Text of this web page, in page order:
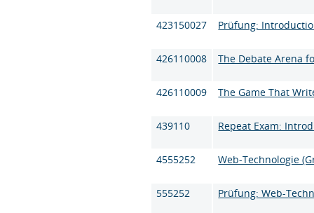
423150027 Prüfung:
426110008 The Debate Arena
426110009 The Game That
439110 Repeat Exam:
4555252 Web-Technologie
555252 Prüfung: Web-